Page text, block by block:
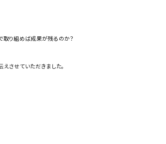
取り組めば成果が残るのか？
させていただきました。